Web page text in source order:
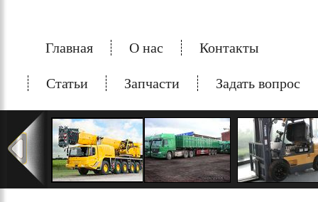
Главная О нас Контакты
Статьи Запчасти Задать вопрос